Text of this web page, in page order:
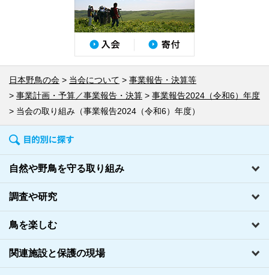
日本野鳥の会 当会について
事業報告・決算等
事業計画・予算／事業報告・決算
事業報告2024（令和6）年度
当会の取り組み（事業報告2024（令和6）年度）
自然や野鳥を守る取り組み
調査や研究
鳥を楽しむ
関連施設と保護の現場